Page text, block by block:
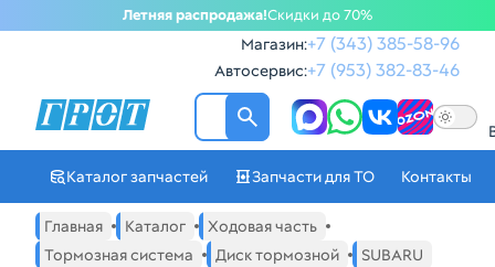
Летняя распродажа!Скидки до 70%
Магазин:+7 (343) 385-58-96
Автосервис:+7 (953) 382-83-46
ГРОТ - Автозапчасти в
Каталог запчастей Запчасти для ТО Контакты
Навигация по сайту автозапчастей ГРОТ
Основное меню навигации интернет-магазина
Главная Каталог
Ходовая часть
Тормозная система
Диск тормозной SUBARU